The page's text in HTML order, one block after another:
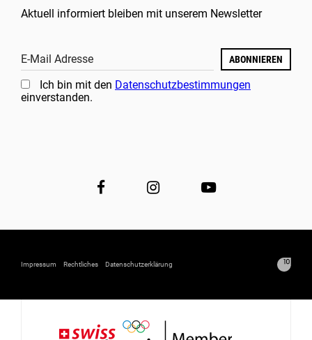
Aktuell informiert bleiben mit unserem Newsletter
E-Mail Adresse ABONNIEREN
Ich bin mit den Datenschutzbestimmungen
einverstanden.
Impressum Rechtliches Datenschutzerklärung